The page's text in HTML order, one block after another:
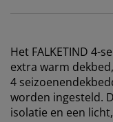
Het FALKETIND 4-
extra warm
4
worden ingesteld.
isolatie en een